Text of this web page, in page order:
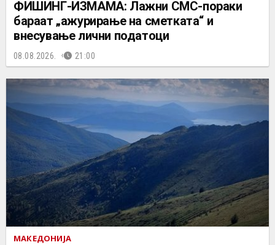
ФИШИНГ-ИЗМАМА: Лажни СМС-пораки
бараат „ажурирање на сметката“ и
внесување лични податоци
08.08.2026. 21:00
МАКЕДОНИЈА